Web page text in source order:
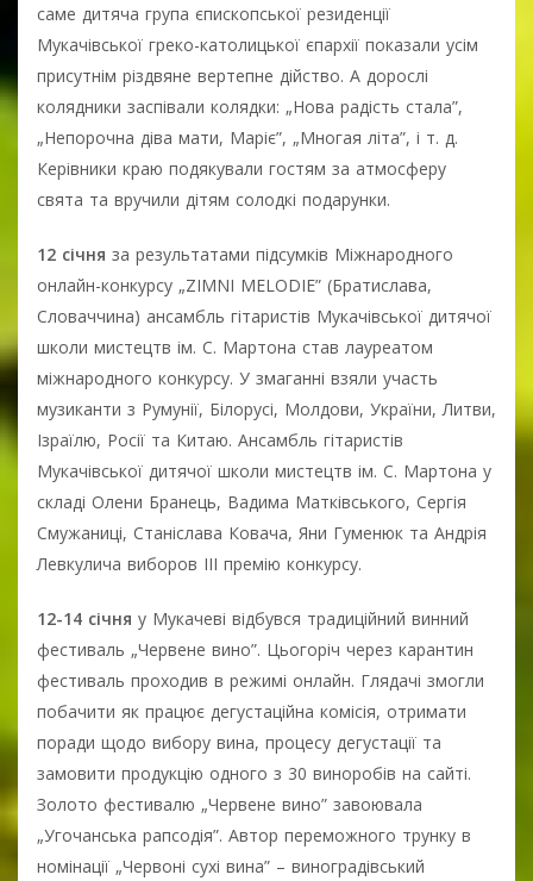
саме дитяча група єпископської резиденції
Мукачівської греко-католицької єпархії показали усім
присутнім різдвяне вертепне дійство. А дорослі
колядники заспівали колядки: „Нова радість стала”,
„Непорочна діва мати, Маріє”, „Многая літа”, і т. д.
Керівники краю подякували гостям за атмосферу
свята та вручили дітям солодкі подарунки.
12 січня за результатами підсумків Міжнародного
онлайн-конкурсу „ZIMNI MELODIE” (Братислава,
Словаччина) ансамбль гітаристів Мукачівської дитячої
школи мистецтв ім. С. Мартона став лауреатом
міжнародного конкурсу. У змаганні взяли участь
музиканти з Румунії, Білорусі, Молдови, України, Литви,
Ізраїлю, Росії та Китаю. Ансамбль гітаристів
Мукачівської дитячої школи мистецтв ім. С. Мартона у
складі Олени Бранець, Вадима Матківського, Сергія
Смужаниці, Станіслава Ковача, Яни Гуменюк та Андрія
Левкулича виборов ІІІ премію конкурсу.
12-14 січня у Мукачеві відбувся традиційний винний
фестиваль „Червене вино”. Цьогоріч через карантин
фестиваль проходив в режимі онлайн. Глядачі змогли
побачити як працює дегустаційна комісія, отримати
поради щодо вибору вина, процесу дегустації та
замовити продукцію одного з 30 виноробів на сайті.
Золото фестивалю „Червене вино” завоювала
„Угочанська рапсодія”. Автор переможного трунку в
номінації „Червоні сухі вина” – виноградівський